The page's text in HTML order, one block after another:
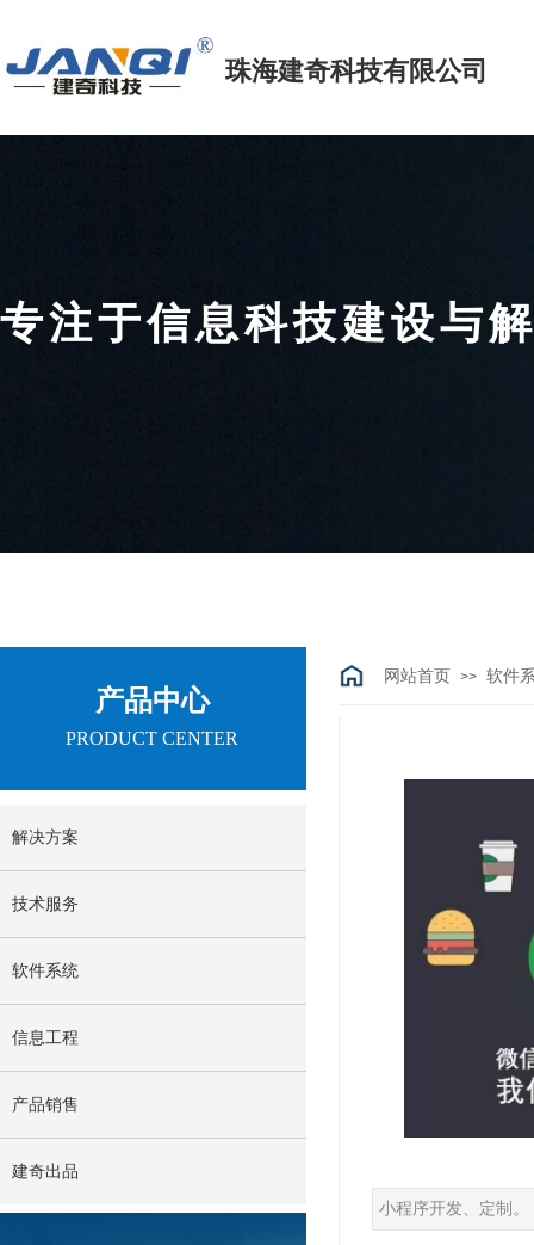
珠海建奇科技有限公司
专注于信息科技建设
网站首页 >> 软件
产品中心
PRODUCT CENTER
小程序开发、定制。
解决方案
技术服务
软件系统
信息工程
产品销售
建奇出品